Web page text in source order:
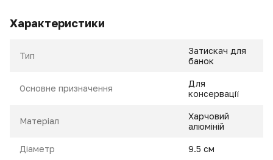
Характеристики
Тип
Затискач для
банок
Основне призначення
Для
консервації
Матеріал
Харчовий
алюміній
Діаметр 9.5 см